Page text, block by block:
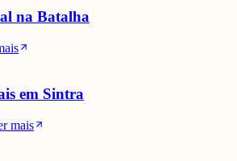
na Batalha
em Sintra
mais